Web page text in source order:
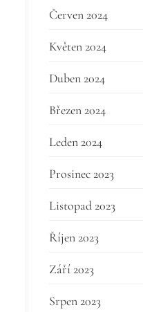
Červen 2024
Květen 2024
Duben 2024
Březen 2024
Leden 2024
Prosinec 2023
Listopad 2023
Říjen 2023
Září 2023
Srpen 2023